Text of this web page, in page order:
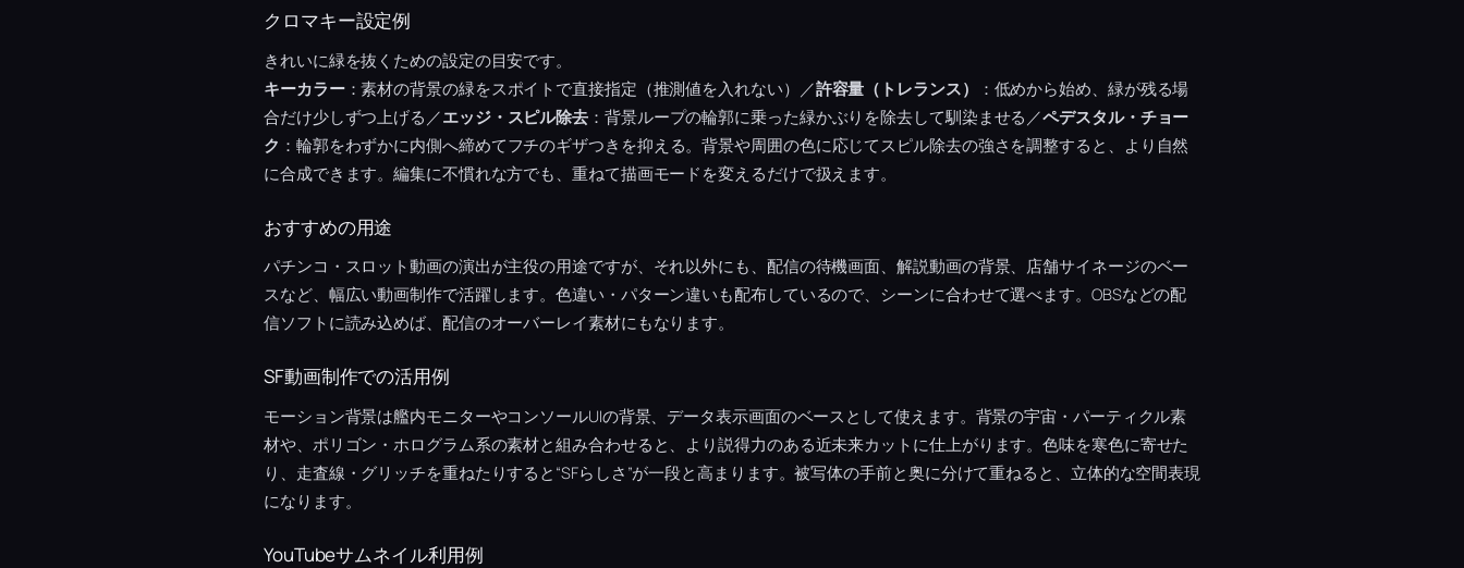
クロマキー設定例
きれいに緑を抜くための設定の目安です。
キーカラー：素材の背景の緑をスポイトで直接指定（推測値を入れない）／許容量（トレランス）
：低めから始め、緑が残る場
合だけ少しずつ上げる／エッジ・スピル除去 ：背景ループの輪郭に乗った緑かぶりを除去して馴染ませる／ペデスタル・チョー
ク ：輪郭をわずかに内側へ締めてフチのギザつきを抑える。背景や周囲の色に応じてスピル除去の強さを調整すると、より自然
に合成できます。編集に不慣れな方でも、重ねて描画モードを変えるだけで扱えます。
おすすめの用途
パチンコ・スロット動画の演出が主役の用途ですが、それ以外にも、配信の待機画面、解説動画の背景、店舗サイネージのベー
スなど、幅広い動画制作で活躍します。色違い・パターン違いも配布しているので、シーンに合わせて選べます。OBSなどの配
信ソフトに読み込めば、配信のオーバーレイ素材にもなります。
SF動画制作での活用例
モーション背景は艦内モニターやコンソールUIの背景、データ表示画面のベースとして使えます。背景の宇宙・パーティクル素
材や、ポリゴン・ホログラム系の素材と組み合わせると、より説得力のある近未来カットに仕上がります。色味を寒色に寄せた
り、走査線・グリッチを重ねたりすると“SFらしさ”が一段と高まります。被写体の手前と奥に分けて重ねると、立体的な空間表現
になります。
YouTubeサムネイル利用例